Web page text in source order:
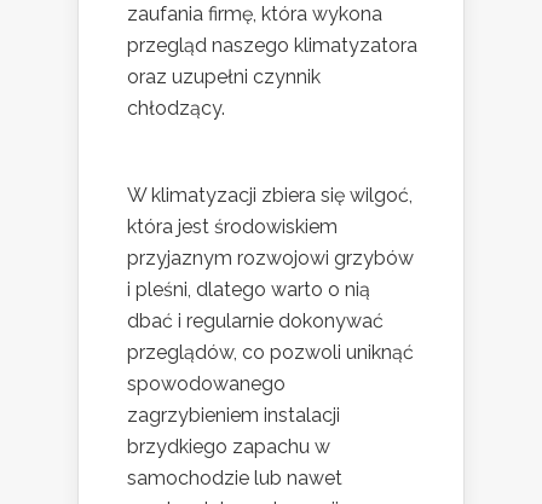
zaufania firmę, która wykona
przegląd naszego klimatyzatora
oraz uzupełni czynnik
chłodzący.
W klimatyzacji zbiera się wilgoć,
która jest środowiskiem
przyjaznym rozwojowi grzybów
i pleśni, dlatego warto o nią
dbać i regularnie dokonywać
przeglądów, co pozwoli uniknąć
spowodowanego
zagrzybieniem instalacji
brzydkiego zapachu w
samochodzie lub nawet